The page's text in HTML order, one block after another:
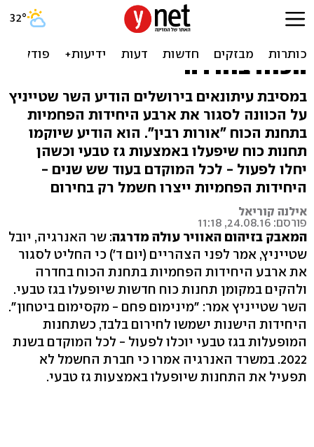
שר האנרגיה הורה לסגור את
היחידות הפחמיות בתחנת
הכוח בחדרה
במסיבת עיתונאים בירושלים הודיע השר שטייניץ
על הכוונה לסגור את ארבע היחידות הפחמיות
בתחנת הכוח "אורות רבין". הוא הודיע שיוקמו
תחנות כוח שיפעלו באמצעות גז טבעי וכשהן
יחלו לפעול - לכל המוקדם בעוד שש שנים -
היחידות הפחמיות ייצרו חשמל רק בחירום
אילנה קוריאל
פורסם: 24.08.16, 11:18
המאבק בזיהום האוויר עולה מדרגה: שר האנרגיה, יובל
שטייניץ, אמר לפני הצהריים (יום ד') כי החליט לסגור
את ארבע היחידות הפחמיות בתחנת הכוח בחדרה
ולהקים במקומן תחנות כוח חדשות שיופעלו בגז טבעי.
השר שטייניץ אמר: "מינימום פחם - מקסימום ביטחון".
היחידות הישנות ישמשו לחירום בלבד, כשתחנות
המופעלות בגז טבעי יוכלו לפעול - לכל המוקדם בשנת
2022. במשרד האנרגיה אמרו כי חברת החשמל לא
תפעיל את התחנות שיופעלו באמצעות גז טבעי.